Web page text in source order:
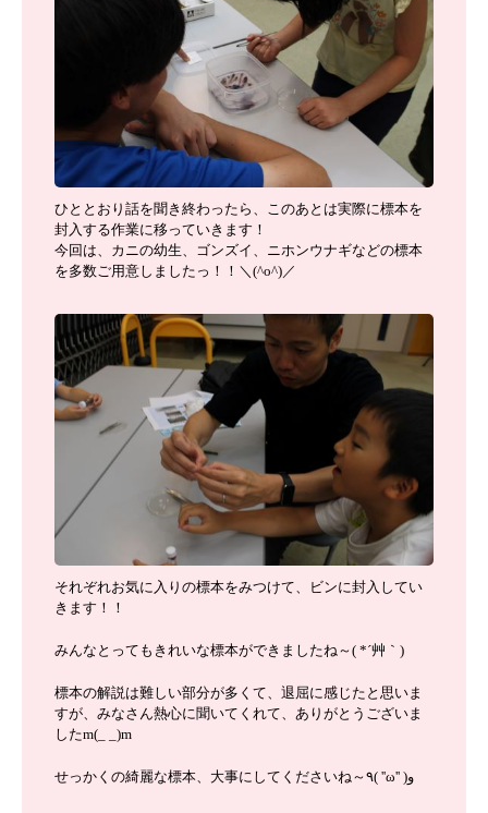
ひととおり話を聞き終わったら、このあとは実際に標本を
封入する作業に移っていきます！
今回は、カニの幼生、ゴンズイ、ニホンウナギなどの標本
を多数ご用意しましたっ！！＼(^o^)／
それぞれお気に入りの標本をみつけて、ビンに封入してい
きます！！
みんなとってもきれいな標本ができましたね～( *´艸｀)
標本の解説は難しい部分が多くて、退屈に感じたと思いま
すが、みなさん熱心に聞いてくれて、ありがとうございま
したm(_ _)m
せっかくの綺麗な標本、大事にしてくださいね～٩( ''ω'' )و